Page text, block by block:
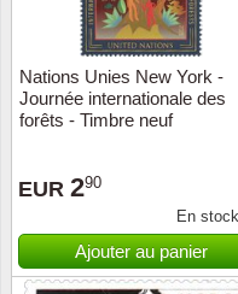
Nations Unies New York -
Journée internationale des
forêts - Timbre neuf
EUR 290
En stock
Ajouter au panier